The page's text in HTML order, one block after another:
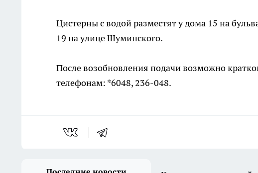
Цистерны с водой разместят у дома 15 на
19 на улице Шуминского.
После возобновления подачи возможно
телефонам: *6048, 236-048.